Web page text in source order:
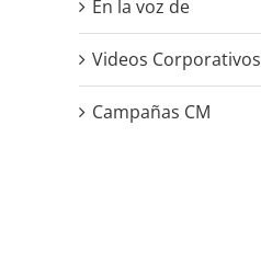
En la voz de
Videos Corporativos
Campañas CM